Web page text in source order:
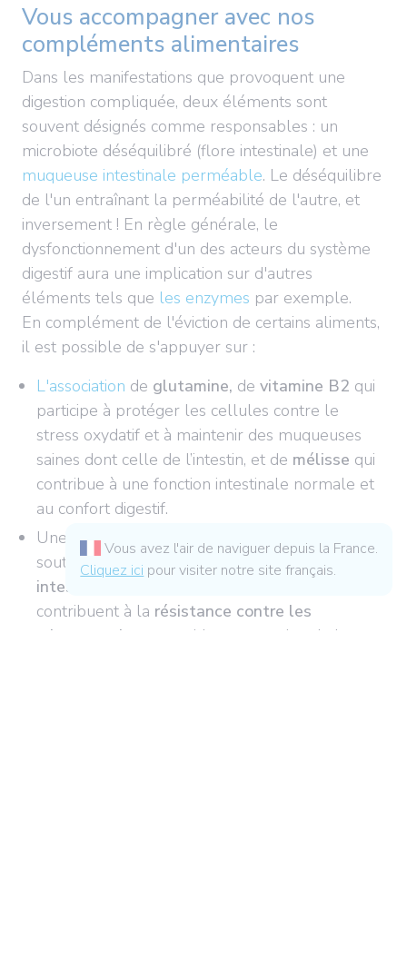
Vous accompagner avec nos
compléments alimentaires
Dans les manifestations que provoquent une
digestion compliquée, deux éléments sont
souvent désignés comme responsables : un
microbiote déséquilibré (flore intestinale) et une
muqueuse intestinale perméable. Le déséquilibre
de l'un entraînant la perméabilité de l'autre, et
inversement ! En règle générale, le
dysfonctionnement d'un des acteurs du système
digestif aura une implication sur d'autres
éléments tels que les enzymes par exemple.
En complément de l'éviction de certains aliments,
il est possible de s'appuyer sur :
L'association de glutamine, de vitamine B2 qui
participe à protéger les cellules contre le
stress oxydatif et à maintenir des muqueuses
saines dont celle de l’intestin, et de mélisse qui
contribue à une fonction intestinale normale et
au confort digestif.
Une
synergie
de noyer et gentiane, qui
soutiennent le fonctionnement du tractus
intestinal,
contribuent à la résistance contre les
microorganismes
et aident au soutien de la
Vous avez l'air de naviguer depuis la France.
Cliquez ici pour visiter notre site français.